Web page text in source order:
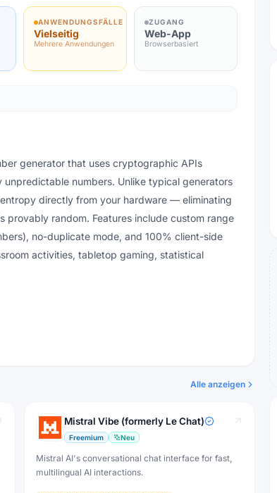
ANWENDUNGSFÄLLE
Vielseitig
Mehrere Anwendungen
ZUGANG
Web-App
Browserbasiert
generator that uses cryptographic APIs
numbers. Unlike typical generators
directly from your hardware — eliminating
provably random. Features include custom range
no-duplicate mode, and 100% client-side
activities, tabletop gaming, statistical
Alle anzeigen
Mistral Vibe (formerly Le Chat)
Freemium Neu
Mistral AI's conversational chat interface for fast,
multilingual AI interactions.